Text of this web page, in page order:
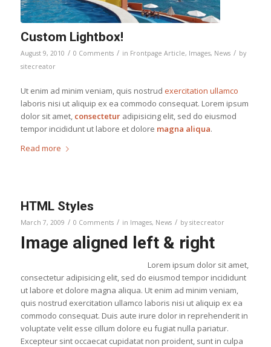
Custom Lightbox!
August 9, 2010 / 0 Comments / in Frontpage Article, Images, News / by
sitecreator
Ut enim ad minim veniam, quis nostrud exercitation ullamco
laboris nisi ut aliquip ex ea commodo consequat. Lorem ipsum
dolor sit amet, consecteturadipisicing elit, sed do eiusmod
tempor incididunt ut labore et dolore magna aliqua.
Read more
HTML Styles
March 7, 2009 / 0 Comments / in Images, News / by sitecreator
Image aligned left & right
Lorem ipsum dolor sit amet,
consectetur adipisicing elit, sed do eiusmod tempor incididunt
ut labore et dolore magna aliqua. Ut enim ad minim veniam,
quis nostrud exercitation ullamco laboris nisi ut aliquip ex ea
commodo consequat. Duis aute irure dolor in reprehenderit in
voluptate velit esse cillum dolore eu fugiat nulla pariatur.
Excepteur sint occaecat cupidatat non proident, sunt in culpa